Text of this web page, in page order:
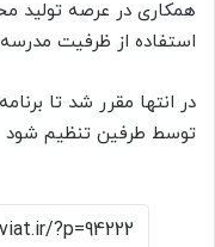
همکاری در عرصه تولید
استفاده از ظرفیت
توسط طرفین تنظیم شود